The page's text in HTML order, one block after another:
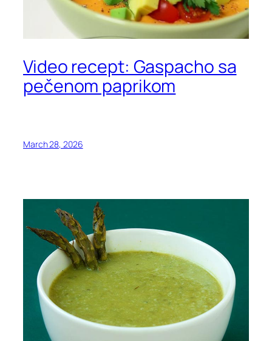
Video recept: Gaspacho sa
pečenom paprikom
March 28, 2026